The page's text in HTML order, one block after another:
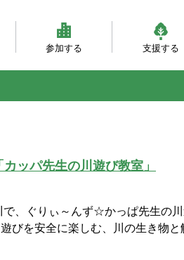
参加する
支援する
ッパ先生の川遊び教室」
で、ぐりぃ～んず☆かっぱ先生の
びを安全に楽しむ、川の生き物と